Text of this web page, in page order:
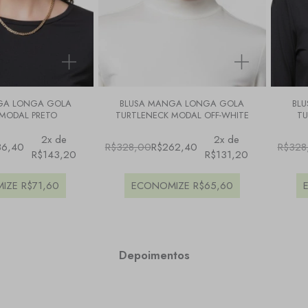
LONGA GOLA
PRETO
2x de
R$143,20
R$71,60
BLUSA MANGA LONGA GOLA
TURTLENECK MODAL OFF-WHITE
R$328,00R$262,40
2x de
R$131,20
ECONOMIZE R$65,60
Depoimentos